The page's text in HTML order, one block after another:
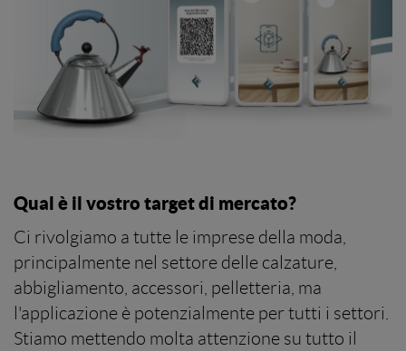
Qual è il vostro target di mercato?
Ci rivolgiamo a tutte le imprese della moda,
principalmente nel settore delle calzature,
abbigliamento, accessori, pelletteria, ma
l'applicazione è potenzialmente per tutti i settori.
Stiamo mettendo molta attenzione su tutto il